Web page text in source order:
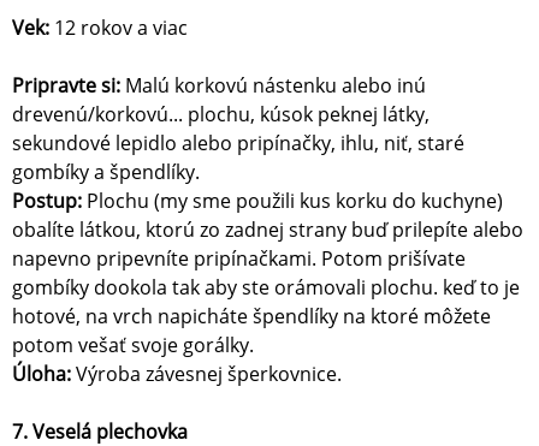
Vek: 12 rokov a viac
Pripravte si: Malú korkovú nástenku alebo inú
drevenú/korkovú... plochu, kúsok peknej látky,
sekundové lepidlo alebo pripínačky, ihlu, niť, staré
gombíky a špendlíky.
Postup: Plochu (my sme použili kus korku do kuchyne)
obalíte látkou, ktorú zo zadnej strany buď prilepíte alebo
napevno pripevníte pripínačkami. Potom prišívate
gombíky dookola tak aby ste orámovali plochu. keď to je
hotové, na vrch napicháte špendlíky na ktoré môžete
potom vešať svoje gorálky.
Úloha:Výroba závesnej šperkovnice.
7. Veselá plechovka